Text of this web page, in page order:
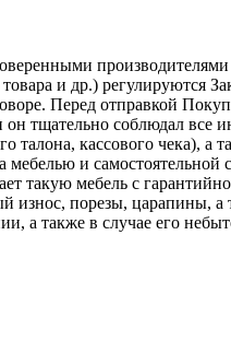
производителями
и др.) регулируются
Перед отправкой
он тщательно соблюдал
талона, кассового чека),
мебелью и
такую мебель с
износ, порезы, царапины,
а также в случае его